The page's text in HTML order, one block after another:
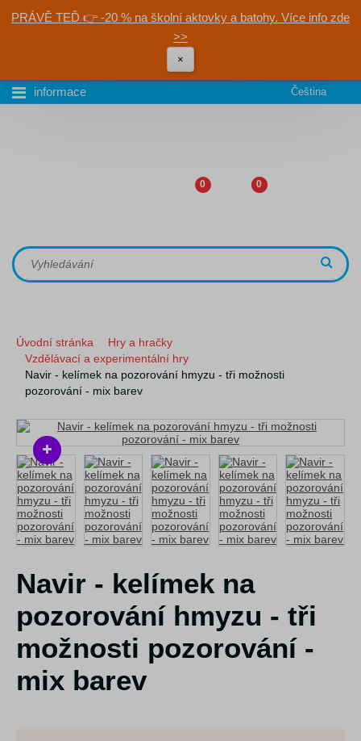
PRÁVĚ TEĎ 👉 -20 % na školní aktovky a batohy. Více info zde
>>
×
informace Čeština
0 0
Úvodní stránka
Hry a hračky
Vzdělávací a experimentální hry
Navir - kelímek na pozorování hmyzu - tři možnosti
pozorování - mix barev
Navir - kelímek na
pozorování hmyzu - tři
možnosti pozorování -
mix barev